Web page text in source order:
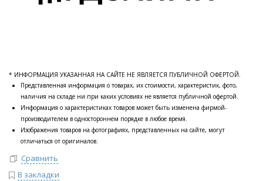
* ИНФОРМАЦИЯ УКАЗАННАЯ НА САЙТЕ НЕ ЯВЛЯЕТСЯ ПУБЛИЧНОЙ ОФЕРТОЙ.
Представленная информация о товарах, их стоимости, характеристик, фото,
наличия на складе ни при каких условиях не является публичной офертой.
Информация о характеристиках товаров может быть изменена фирмой-
производителем в одностороннем порядке в любое время.
Изображения товаров на фотографиях, представленных на сайте, могут
отличаться от оригиналов.
Сравнить
В закладки